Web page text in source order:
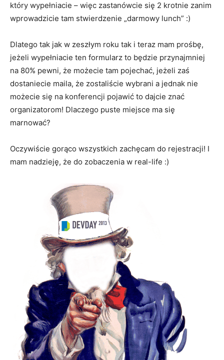
który wypełniacie – więc zastanówcie się 2 krotnie zanim
wprowadzicie tam stwierdzenie „darmowy lunch” :)
Dlatego tak jak w zeszłym roku tak i teraz mam prośbę,
jeżeli wypełniacie ten formularz to będzie przynajmniej
na 80% pewni, że możecie tam pojechać, jeżeli zaś
dostaniecie maila, że zostaliście wybrani a jednak nie
możecie się na konferencji pojawić to dajcie znać
organizatorom! Dlaczego puste miejsce ma się
marnować?
Oczywiście gorąco wszystkich zachęcam do rejestracji! I
mam nadzieję, że do zobaczenia w real-life :)